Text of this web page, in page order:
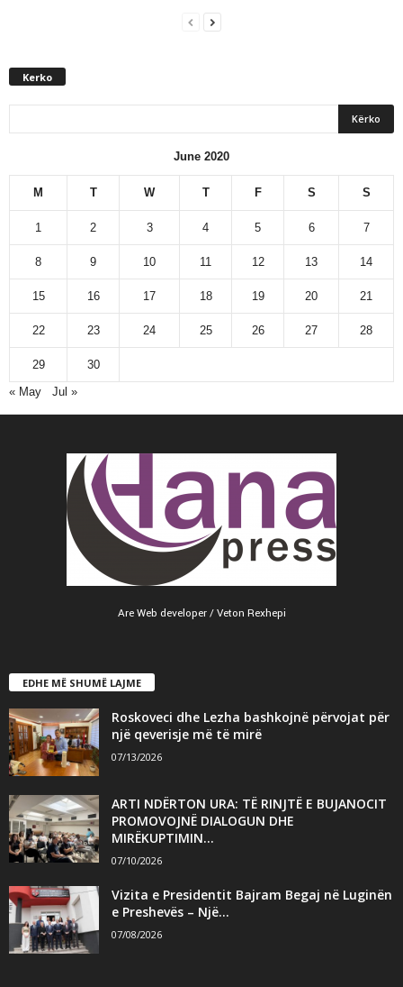
Kerko
June 2020
M T W T F S S
1 2 3 4 5 6 7
8 9 10 11 12 13 14
15 16 17 18 19 20 21
22 23 24 25 26 27 28
29
30
« May
Jul »
Are Web developer / Veton Rexhepi
EDHE MË SHUMË LAJME
Roskoveci dhe Lezha bashkojnë përvojat për
një qeverisje më të mirë
07/13/2026
ARTI NDËRTON URA: TË RINJTË E BUJANOCIT
PROMOVOJNË DIALOGUN DHE
MIRËKUPTIMIN...
07/10/2026
Vizita e Presidentit Bajram Begaj në Luginën
e Preshevës – Një...
07/08/2026